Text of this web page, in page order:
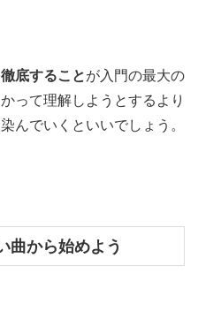
底することが入門の最大の
って理解しようとするより
んでいくといいでしょう。
曲から始めよう